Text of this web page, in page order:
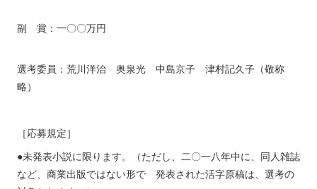
副 賞：一〇〇万円
選考委員：荒川洋治 奥泉光 中島京子 津村記久子（敬称
略）
［応募規定］
●未発表小説に限ります。（ただし、二〇一八年中に、同人雑誌
など、商業出版ではない形で 発表された活字原稿は、選考の